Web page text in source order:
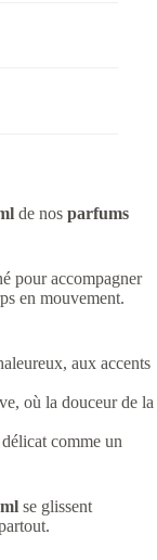
de nos parfums
pour accompagner
en mouvement.
aux accents
où la douceur de la
comme un
se glissent